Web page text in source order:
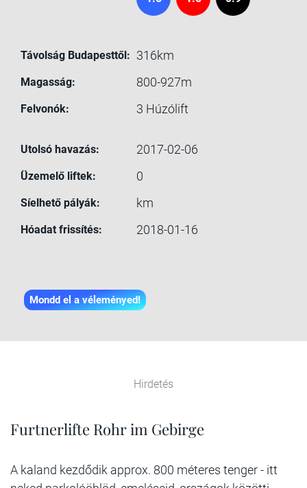
Távolság Budapesttől: 316km
Magasság: 800-927m
Felvonók: 3 Húzólift
Utolsó havazás: 2017-02-06
Üzemelő liftek: 0
Síelhető pályák: km
Hóadat frissítés: 2018-01-16
Mondd el a véleményed!
Hirdetés
Furtnerlifte Rohr im Gebirge
A kaland kezdődik approx. 800 méteres tenger - itt